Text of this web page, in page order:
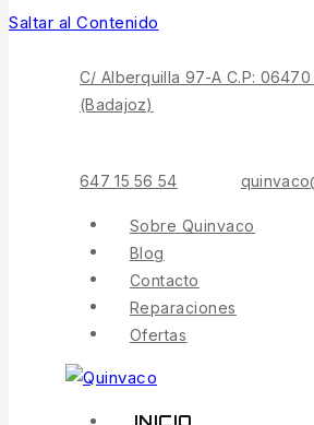
Saltar al Contenido
C/ Alberquilla 97-A C.P: 06470
(Badajoz)
647 15 56 54
Sobre Quinvaco
Blog
Contacto
Reparaciones
Ofertas